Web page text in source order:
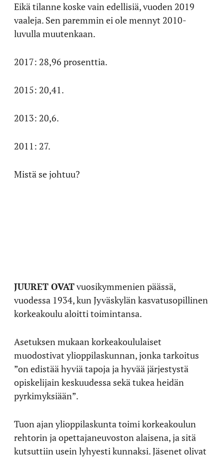
Eikä tilanne koske vain edellisiä, vuoden 2019
vaaleja. Sen paremmin ei ole mennyt 2010-
luvulla muutenkaan.
2017: 28,96 prosenttia.
2015: 20,41.
2013: 20,6.
2011: 27.
Mistä se johtuu?
JUURET OVATvuosikymmenien päässä,
vuodessa 1934, kun Jyväskylän kasvatusopillinen
korkeakoulu aloitti toimintansa.
Asetuksen mukaan korkeakoululaiset
muodostivat ylioppilaskunnan, jonka tarkoitus
”on edistää hyviä tapoja ja hyvää järjestystä
opiskelijain keskuudessa sekä tukea heidän
pyrkimyksiään”.
Tuon ajan ylioppilaskunta toimi korkeakoulun
rehtorin ja opettajaneuvoston alaisena, ja sitä
kutsuttiin usein lyhyesti kunnaksi. Jäsenet olivat